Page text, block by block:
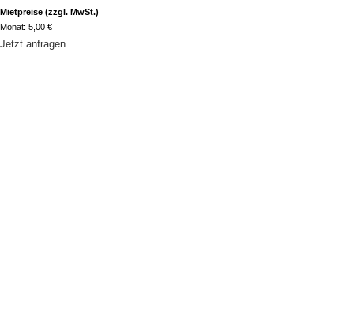
Mietpreise (zzgl. MwSt.)
Monat: 5,00 €
Jetzt anfragen